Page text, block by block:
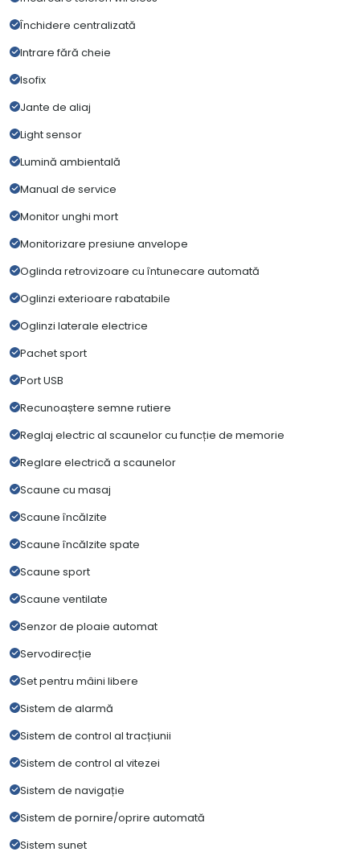
Închidere centralizată
Intrare fără cheie
Isofix
Jante de aliaj
Light sensor
Lumină ambientală
Manual de service
Monitor unghi mort
Monitorizare presiune anvelope
Oglinda retrovizoare cu întunecare automată
Oglinzi exterioare rabatabile
Oglinzi laterale electrice
Pachet sport
Port USB
Recunoaștere semne rutiere
Reglaj electric al scaunelor cu funcție de memorie
Reglare electrică a scaunelor
Scaune cu masaj
Scaune încălzite
Scaune încălzite spate
Scaune sport
Scaune ventilate
Senzor de ploaie automat
Servodirecție
Set pentru mâini libere
Sistem de alarmă
Sistem de control al tracțiunii
Sistem de control al vitezei
Sistem de navigație
Sistem de pornire/oprire automată
Sistem sunet